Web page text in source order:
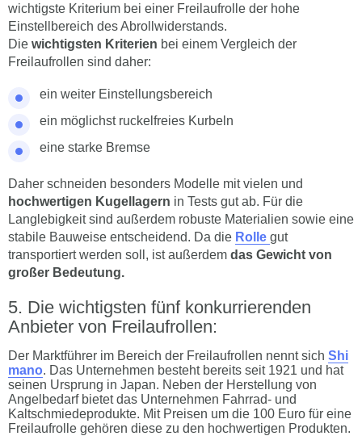
wichtigste Kriterium bei einer Freilaufrolle der hohe
Einstellbereich des Abrollwiderstands.
Die wichtigsten Kriterien bei einem Vergleich der
Freilaufrollen sind daher:
ein weiter Einstellungsbereich
ein möglichst ruckelfreies Kurbeln
eine starke Bremse
Daher schneiden besonders Modelle mit vielen und
hochwertigen Kugellagern in Tests gut ab. Für die
Langlebigkeit sind außerdem robuste Materialien sowie eine
stabile Bauweise entscheidend. Da die Rolle gut
transportiert werden soll, ist außerdem das Gewicht von
großer Bedeutung.
Die wichtigsten fünf konkurrierenden
Anbieter von Freilaufrollen:
Der Marktführer im Bereich der Freilaufrollen nennt sich Shi
mano. Das Unternehmen besteht bereits seit 1921 und hat
seinen Ursprung in Japan. Neben der Herstellung von
Angelbedarf bietet das Unternehmen Fahrrad- und
Kaltschmiedeprodukte. Mit Preisen um die 100 Euro für eine
Freilaufrolle gehören diese zu den hochwertigen Produkten.